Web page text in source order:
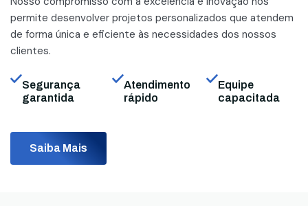
permite desenvolver projetos personalizados que atendem
de forma única e eficiente às necessidades dos nossos
clientes.
Segurança
garantida
Atendimento
rápido
Equipe
capacitada
Saiba Mais